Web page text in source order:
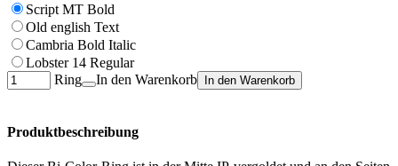
Script MT Bold
Old english Text
Cambria Bold Italic
Lobster 14 Regular
Ring
In den Warenkorb In den Warenkorb
Produktbeschreibung